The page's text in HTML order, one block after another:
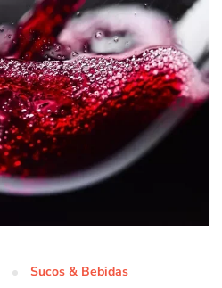
Sucos & Bebidas